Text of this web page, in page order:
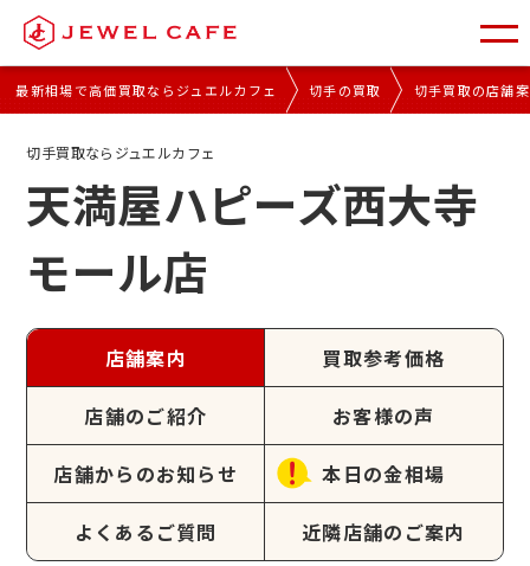
最新相場で高価買取ならジュエルカフェ 切手の買取 切手買取の店舗
切手買取ならジュエルカフェ
天満屋ハピーズ西大寺
モール店
店舗案内 買取参考価格
店舗のご紹介 お客様の声
店舗からのお知らせ 本日の金相場
よくあるご質問 近隣店舗のご案内